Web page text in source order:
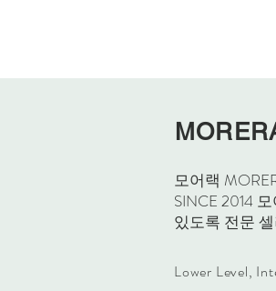
모어랙
SINCE 2014
있도록 전문
Lower Level,